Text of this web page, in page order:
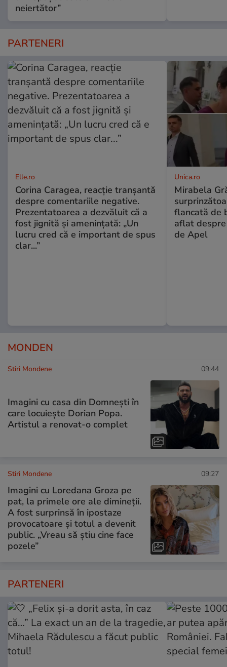
neiertător”
PARTENERI
Elle.ro
Corina Caragea, reacție tranșantă
despre comentariile negative.
Prezentatoarea a dezvăluit că a
fost jignită și amenințată: „Un
lucru cred că e important de spus
clar...”
Unica.ro
Mirabela
flancată de
aflat
de Apel
MONDEN
Stiri Mondene 09:44
Imagini cu casa din Domnești în
care locuiește Dorian Popa.
Artistul a renovat-o complet
Stiri Mondene 09:27
Imagini cu Loredana Groza pe
pat, la primele ore ale dimineții.
A fost surprinsă în ipostaze
provocatoare și totul a devenit
public. „Vreau să știu cine face
pozele”
PARTENERI